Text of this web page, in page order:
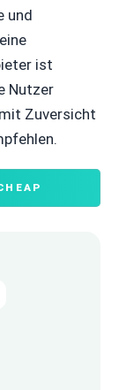
und
ist
Nutzer
Zuversicht